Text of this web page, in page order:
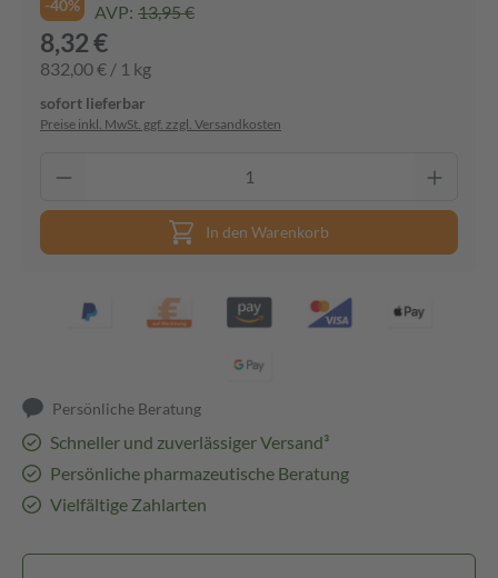
-40% AVP: 13,95 €
8,32 €
832,00 € / 1 kg
sofort lieferbar
Preise inkl. MwSt. ggf. zzgl. Versandkosten
In den Warenkorb
Persönliche Beratung
Schneller und zuverlässiger Versand³
Persönliche pharmazeutische Beratung
Vielfältige Zahlarten